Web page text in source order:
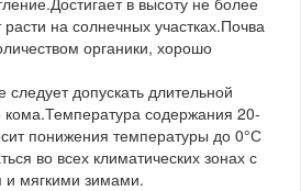
на солнечных участках.Почва
органики, хорошо
допускать длительной
кома.Температура содержания 20-
понижения температуры до 0°С
во всех климатических зонах с
мягкими зимами.